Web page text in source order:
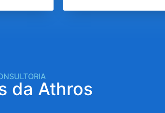
da Athros